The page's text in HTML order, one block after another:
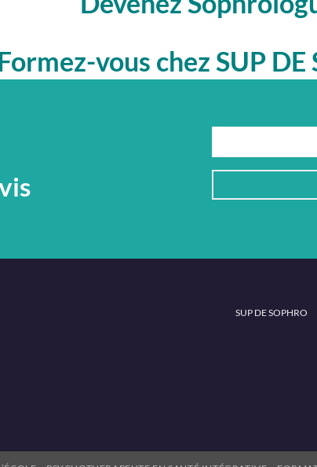
vous chez SUP DE
et faites de votre passion
SUP DE SOPHRO